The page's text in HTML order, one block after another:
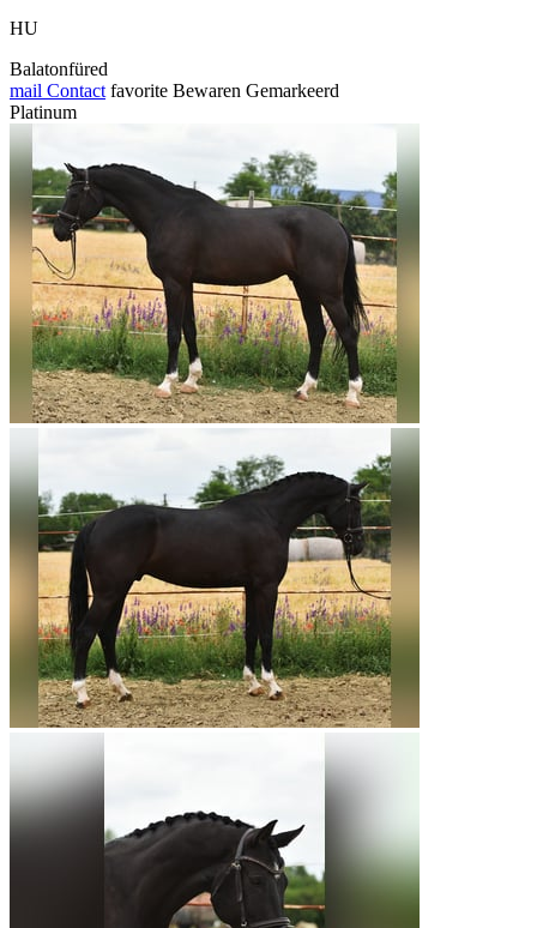
HU
Balatonfüred
mail Contact favorite Bewaren Gemarkeerd
Platinum